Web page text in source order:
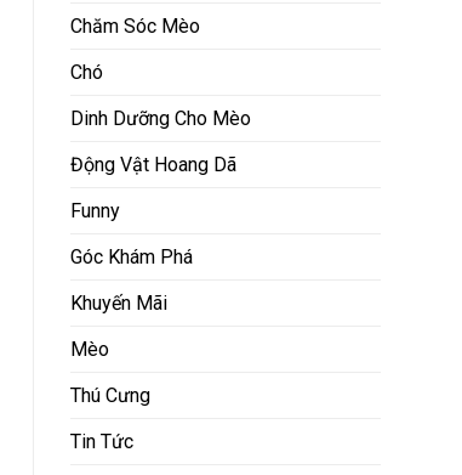
Chăm Sóc Mèo
Chó
Dinh Dưỡng Cho Mèo
Động Vật Hoang Dã
Funny
Góc Khám Phá
Khuyến Mãi
Mèo
Thú Cưng
Tin Tức